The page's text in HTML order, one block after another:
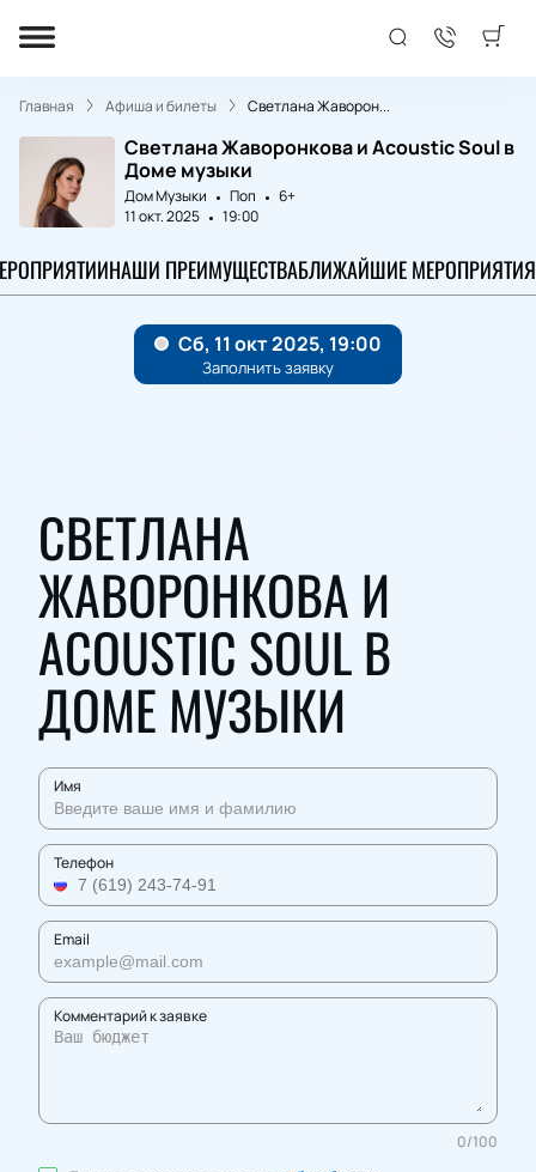
Главная Афиша и билеты Светлана Жаворон...
Светлана Жаворонкова и Acoustic Soul в
Доме музыки
Дом Музыки Поп
6+
11 окт. 2025
19:00
НАШИ ПРЕИМУЩЕСТВАБЛИЖАЙШИЕ МЕРОПРИЯТИЯ
СВЕТЛАНА
ЖАВОРОНКОВА И
ACOUSTIC SOUL В
ДОМЕ МУЗЫКИ
Имя
Телефон
Email
Комментарий к заявке
0/100